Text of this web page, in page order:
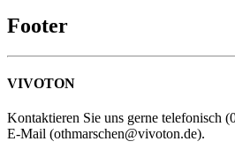
Footer
VIVOTON
Kontaktieren Sie uns gerne telefonisch
E-Mail (othmarschen@vivoton.de).